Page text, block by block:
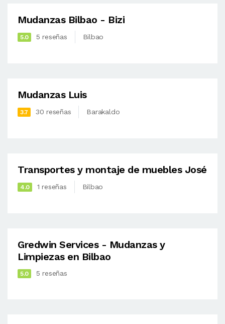
Mudanzas Bilbao - Bizi
5.0 5 reseñas Bilbao
Mudanzas Luis
3.7 30 reseñas Barakaldo
Transportes y montaje de muebles José
4.0 1 reseñas Bilbao
Gredwin Services - Mudanzas y
Limpiezas en Bilbao
5.0 5 reseñas